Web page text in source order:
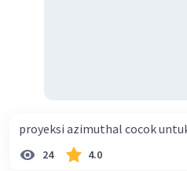
proyeksi azimuthal cocok
24 4.0